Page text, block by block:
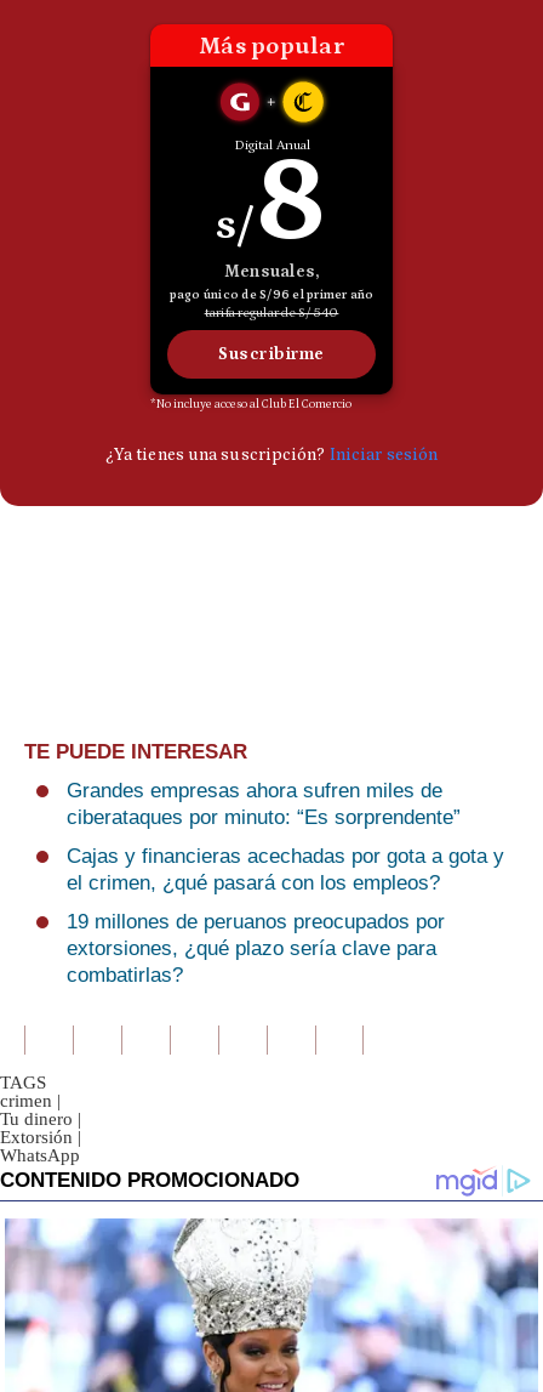
TE PUEDE INTERESAR
Grandes empresas ahora sufren miles de
ciberataques por minuto: “Es sorprendente”
Cajas y financieras acechadas por gota a gota y
el crimen, ¿qué pasará con los empleos?
19 millones de peruanos preocupados por
extorsiones, ¿qué plazo sería clave para
combatirlas?
TAGS
crimen |
Tu dinero |
Extorsión |
WhatsApp